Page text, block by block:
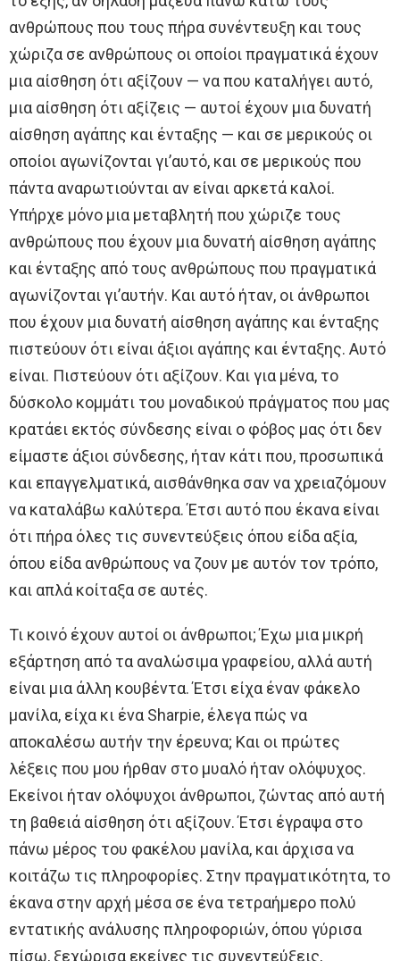
ανθρώπους που τους πήρα συνέντευξη και τους
χώριζα σε ανθρώπους οι οποίοι πραγματικά έχουν
μια αίσθηση ότι αξίζουν — να που καταλήγει αυτό,
μια αίσθηση ότι αξίζεις — αυτοί έχουν μια δυνατή
αίσθηση αγάπης και ένταξης — και σε μερικούς οι
οποίοι αγωνίζονται γι’αυτό, και σε μερικούς που
πάντα αναρωτιούνται αν είναι αρκετά καλοί.
Υπήρχε μόνο μια μεταβλητή που χώριζε τους
ανθρώπους που έχουν μια δυνατή αίσθηση αγάπης
και ένταξης από τους ανθρώπους που πραγματικά
αγωνίζονται γι’αυτήν. Και αυτό ήταν, οι άνθρωποι
που έχουν μια δυνατή αίσθηση αγάπης και ένταξης
πιστεύουν ότι είναι άξιοι αγάπης και ένταξης. Αυτό
είναι. Πιστεύουν ότι αξίζουν. Και για μένα, το
δύσκολο κομμάτι του μοναδικού πράγματος που μας
κρατάει εκτός σύνδεσης είναι ο φόβος μας ότι δεν
είμαστε άξιοι σύνδεσης, ήταν κάτι που, προσωπικά
και επαγγελματικά, αισθάνθηκα σαν να χρειαζόμουν
να καταλάβω καλύτερα. Έτσι αυτό που έκανα είναι
ότι πήρα όλες τις συνεντεύξεις όπου είδα αξία,
όπου είδα ανθρώπους να ζουν με αυτόν τον τρόπο,
και απλά κοίταξα σε αυτές.
Τι κοινό έχουν αυτοί οι άνθρωποι; Έχω μια μικρή
εξάρτηση από τα αναλώσιμα γραφείου, αλλά αυτή
είναι μια άλλη κουβέντα. Έτσι είχα έναν φάκελο
μανίλα, είχα κι ένα Sharpie, έλεγα πώς να
αποκαλέσω αυτήν την έρευνα; Και οι πρώτες
λέξεις που μου ήρθαν στο μυαλό ήταν ολόψυχος.
Εκείνοι ήταν ολόψυχοι άνθρωποι, ζώντας από αυτή
τη βαθειά αίσθηση ότι αξίζουν. Έτσι έγραψα στο
πάνω μέρος του φακέλου μανίλα, και άρχισα να
κοιτάζω τις πληροφορίες. Στην πραγματικότητα, το
έκανα στην αρχή μέσα σε ένα τετραήμερο πολύ
εντατικής ανάλυσης πληροφοριών, όπου γύρισα
πίσω, ξεχώρισα εκείνες τις συνεντεύξεις,